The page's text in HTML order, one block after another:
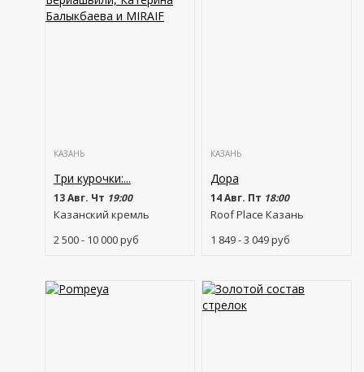
КАЗАНЬ
Три курочки:...
13 Авг. Чт 19:00
Казанский кремль
2 500 - 10 000руб
КАЗАНЬ
Дора
14 Авг. Пт 18:00
Roof Place Казань
1 849 - 3 049руб